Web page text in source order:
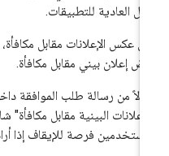
العادية للتطبيقات.
عكس الإعلانات مقابل مكافأة،
إعلان بيني مقابل مكافأة.
من رسالة طلب الموافقة داخل
البينية مقابل مكافأة"
فرصة للإيقاف إذا أرادوا